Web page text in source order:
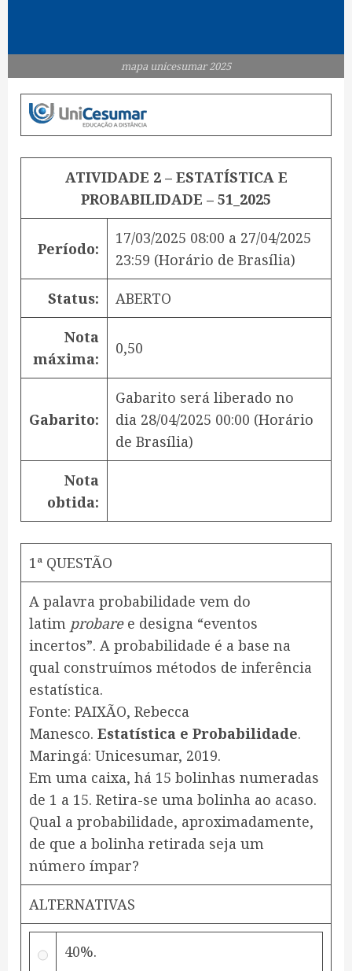
mapa unicesumar 2025
ATIVIDADE 2 – ESTATÍSTICA E
PROBABILIDADE – 51_2025
Período:
17/03/2025 08:00 a 27/04/2025
23:59 (Horário de Brasília)
Status: ABERTO
Nota
máxima:
0,50
Gabarito:
Gabarito será liberado no
dia 28/04/2025 00:00 (Horário
de Brasília)
Nota
obtida:
1ª QUESTÃO
A palavra probabilidade vem do
latim probaree designa “eventos
incertos”. A probabilidade é a base na
qual construímos métodos de inferência
estatística.​
Fonte: PAIXÃO, Rebecca
Manesco. Estatística e Probabilidade.
Maringá: Unicesumar, 2019.
Em uma caixa, há 15 bolinhas numeradas
de 1 a 15. Retira-se uma bolinha ao acaso.
Qual a probabilidade, aproximadamente,
de que a bolinha retirada seja um
número ímpar?
ALTERNATIVAS
40%.